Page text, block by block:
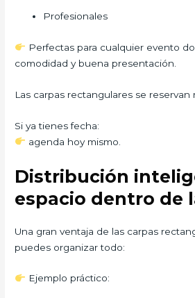
Profesionales
Perfectas para cualquier evento
comodidad y buena presentación.
Las carpas rectangulares se reservan
Si ya tienes fecha:
agenda hoy mismo.
Distribución
espacio dentro de
Una gran ventaja de las carpas
puedes organizar todo:
Ejemplo práctico: